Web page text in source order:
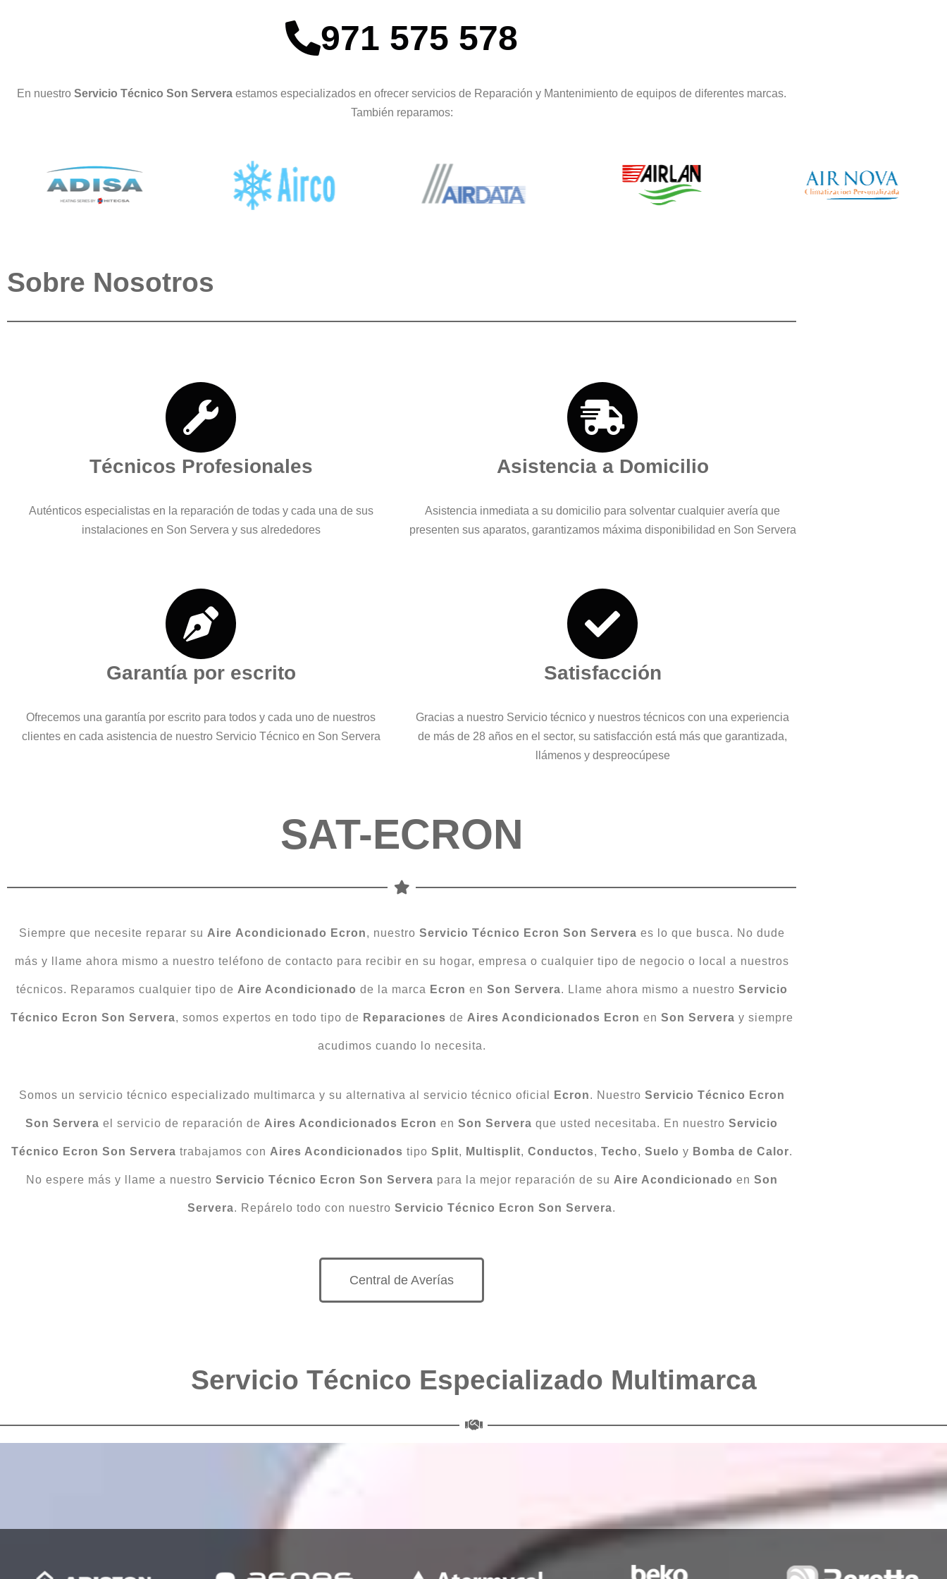
971 575 578
En nuestro Servicio Técnico Son Servera estamos especializados en ofrecer servicios de Reparación y Mantenimiento de equipos de diferentes marcas.
También reparamos:
Sobre Nosotros
Técnicos Profesionales
Auténticos especialistas en la reparación de todas y cada una de sus
instalaciones en Son Servera y sus alrededores
Asistencia a Domicilio
Asistencia inmediata a su domicilio para solventar cualquier avería que
presenten sus aparatos, garantizamos máxima disponibilidad en Son Servera
Garantía por escrito
Ofrecemos una garantía por escrito para todos y cada uno de nuestros
clientes en cada asistencia de nuestro Servicio Técnico en Son Servera
Satisfacción
Gracias a nuestro Servicio técnico y nuestros técnicos con una experiencia
de más de 28 años en el sector, su satisfacción está más que garantizada,
llámenos y despreocúpese
SAT-ECRON
Siempre que necesite reparar su Aire Acondicionado Ecron, nuestro Servicio Técnico Ecron Son Servera es lo que busca. No dude
más y llame ahora mismo a nuestro teléfono de contacto para recibir en su hogar, empresa o cualquier tipo de negocio o local a nuestros
técnicos. Reparamos cualquier tipo de Aire Acondicionado de la marca Ecron en Son Servera. Llame ahora mismo a nuestro Servicio
Técnico Ecron Son Servera, somos expertos en todo tipo de Reparaciones de Aires Acondicionados Ecron en Son Servera y siempre
acudimos cuando lo necesita.
Somos un servicio técnico especializado multimarca y su alternativa al servicio técnico oficial Ecron. Nuestro Servicio Técnico Ecron
Son Servera el servicio de reparación de Aires Acondicionados Ecron en Son Servera que usted necesitaba. En nuestro Servicio
Técnico Ecron Son Servera trabajamos con Aires Acondicionados tipo Split, Multisplit, Conductos, Techo, Suelo y Bomba de Calor.
No espere más y llame a nuestro Servicio Técnico Ecron Son Servera para la mejor reparación de su Aire Acondicionado en Son
Servera. Repárelo todo con nuestro Servicio Técnico Ecron Son Servera.
Central de Averías
Servicio Técnico Especializado Multimarca